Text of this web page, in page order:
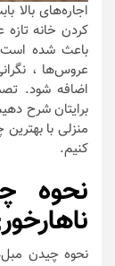
اجاره‌های بالا
کردن خانه
باعث شده است
عروس‌ها ،
اضافه شود.
برایتان شرح
منزلی با
کنیم.
نحوه
نحوه چیدن